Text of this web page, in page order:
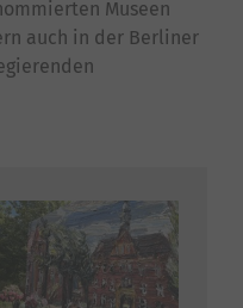
Museen
auch in der Berliner